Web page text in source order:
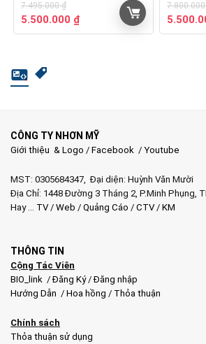
7.495.000₫
Giá
gốc
5.500.000 ₫Giá
hiện
Giá
gốc
CÔNG TY NHƠN MỸ
Giới thiệu & Logo / Facebook / Youtube
MST: 0305684347, Đại diện: Huỳnh Văn Mười
Địa Chỉ: 1448 Đường 3 Tháng 2, P.Minh Phụng,
Hay … TV/ Web / Quảng Cáo / CTV/ KM
THÔNG TIN
Cộng Tác Viên
BIO_link /Đăng Ký/Đăng nhập
Hướng Dẫn / Hoa hồng / Thỏa thuận
Chính sách
Thỏa thuận sử dụng